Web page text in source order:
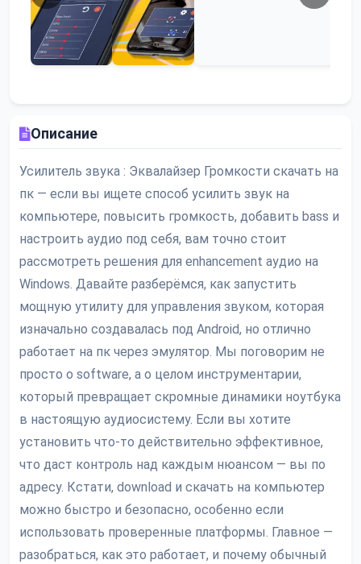
Описание
Усилитель звука : Эквалайзер Громкости скачать на
пк — если вы ищете способ усилить звук на
компьютере, повысить громкость, добавить bass и
настроить аудио под себя, вам точно стоит
рассмотреть решения для enhancement аудио на
Windows. Давайте разберёмся, как запустить
мощную утилиту для управления звуком, которая
изначально создавалась под Android, но отлично
работает на пк через эмулятор. Мы поговорим не
просто о software, а о целом инструментарии,
который превращает скромные динамики ноутбука
в настоящую аудиосистему. Если вы хотите
установить что-то действительно эффективное,
что даст контроль над каждым нюансом — вы по
адресу. Кстати, download и скачать на компьютер
можно быстро и безопасно, особенно если
использовать проверенные платформы. Главное —
разобраться, как это работает, и почему обычный